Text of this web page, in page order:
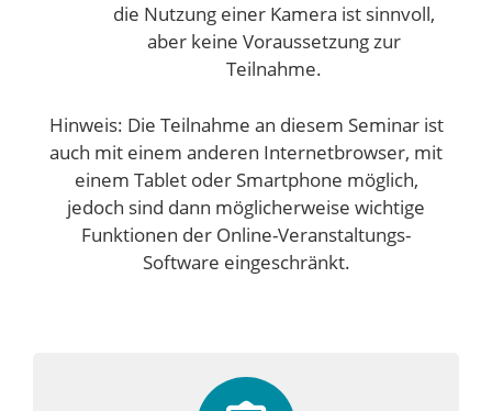
die Nutzung einer Kamera ist sinnvoll,
aber keine Voraussetzung zur
Teilnahme.
Hinweis: Die Teilnahme an diesem Seminar ist
auch mit einem anderen Internetbrowser, mit
einem Tablet oder Smartphone möglich,
jedoch sind dann möglicherweise wichtige
Funktionen der Online-Veranstaltungs-
Software eingeschränkt.